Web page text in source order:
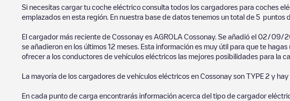
Si necesitas cargar tu coche eléctrico consulta todos los cargadores para coches
emplazados en esta región. En nuestra base de datos tenemos un total de 5 puntos
El cargador más reciente de Cossonay es AGROLA Cossonay. Se añadió el 02/09/
se añadieron en los últimos 12 meses. Esta información es muy útil para que te
ofrecer a los conductores de vehículos eléctricos las mejores posibilidades para la
La mayoría de los cargadores de vehículos eléctricos en Cossonay son TYPE 2 y hay
En cada punto de carga encontrarás información acerca del tipo de cargador